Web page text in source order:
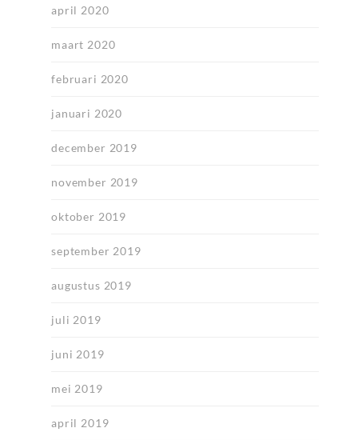
april 2020
maart 2020
februari 2020
januari 2020
december 2019
november 2019
oktober 2019
september 2019
augustus 2019
juli 2019
juni 2019
mei 2019
april 2019